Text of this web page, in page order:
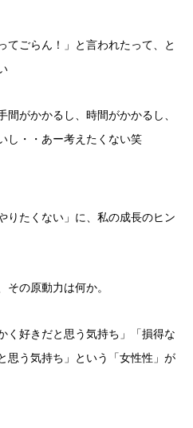
てごらん！」と言われたって、と
間がかかるし、時間がかかるし、
し・・あー考えたくない笑
りたくない」に、私の成長のヒン
その原動力は何か。
く好きだと思う気持ち」「損得な
思う気持ち」という「女性性」が